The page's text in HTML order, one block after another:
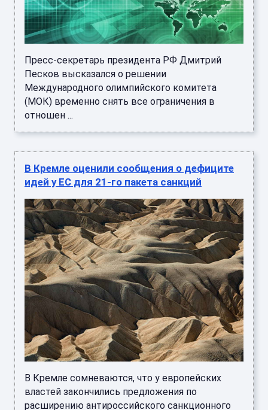
Пресс-секретарь президента РФ Дмитрий
Песков высказался о решении
Международного олимпийского комитета
(МОК) временно снять все ограничения в
отношен ...
В Кремле оценили сообщения о дефиците
идей у ЕС для 21-го пакета санкций
В Кремле сомневаются, что у европейских
властей закончились предложения по
расширению антироссийского санкционного